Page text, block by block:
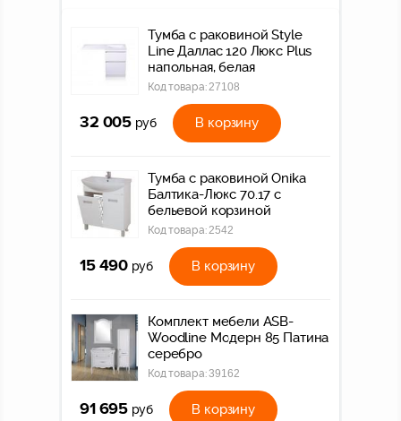
Тумба с раковиной Style
Line Даллас 120 Люкс Plus
напольная, белая
Код товара:27108
32 005 руб В корзину
Тумба с раковиной Onika
Балтика-Люкс 70.17 с
бельевой корзиной
Код товара:2542
15 490 руб В корзину
Комплект мебели ASB-
Woodline Модерн 85 Патина
серебро
Код товара:39162
91 695 руб В корзину